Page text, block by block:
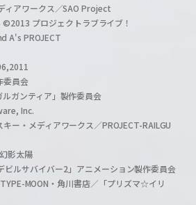
ィアワークス／SAO Project
プロジェクトラブライブ！
A's PROJECT
委員会
ガンティア」製作委員会
Inc.
ー・メディアワークス／PROJECT-RAILGU
影太陽
ルサバイバー2」アニメーション製作委員会
MOON・角川書店／「プリズマ☆イリ